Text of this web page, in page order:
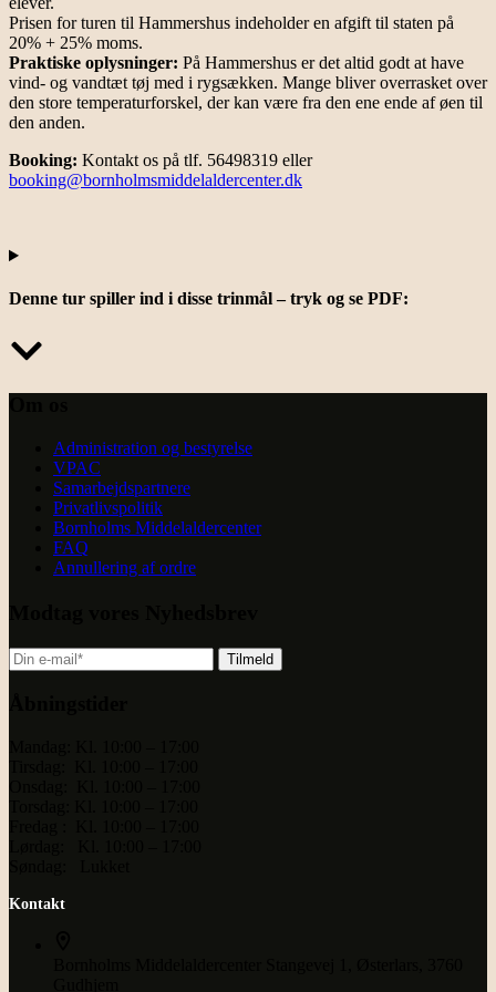
Prisen for turen til Hammershus indeholder en afgift til staten på
20% + 25% moms.
Praktiske oplysninger: På Hammershus er det altid godt at have
vind- og vandtæt tøj med i rygsækken. Mange bliver overrasket over
den store temperaturforskel, der kan være fra den ene ende af øen til
den anden.
Booking: Kontakt os på tlf. 56498319 eller
booking@bornholmsmiddelaldercenter.dk
Denne tur spiller ind i disse trinmål – tryk og se PDF:
Administration og bestyrelse
VPAC
Samarbejdspartnere
Privatlivspolitik
Bornholms Middelaldercenter
FAQ
Annullering af ordre
Tilmeld
Kontakt